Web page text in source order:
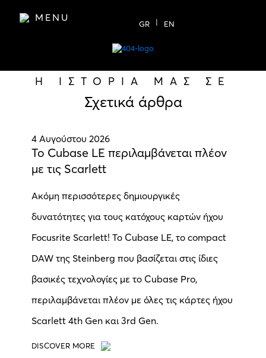
MENU
GR EN
Η ΙΣΤΟΡΙΑ ΜΑΣ ΣΕ
Σχετικά άρθρα
4 Αυγούστου 2026
Το Cubase LE περιλαμβάνεται πλέον
με τις Scarlett
Ακόμη περισσότερες δημιουργικές
δυνατότητες για τους κατόχους καρτών ήχου
Focusrite Scarlett! Το Cubase LE, το compact
DAW της Steinberg που βασίζεται στις ίδιες
βασικές τεχνολογίες με το Cubase Pro,
περιλαμβάνεται πλέον με όλες τις κάρτες ήχου
Scarlett 4th Gen και 3rd Gen.
DISCOVER MORE